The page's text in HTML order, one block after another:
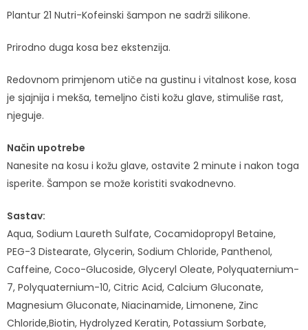
Plantur 21 Nutri-Kofeinski šampon ne sadrži silikone.
Prirodno duga kosa bez ekstenzija.
Redovnom primjenom utiče na gustinu i vitalnost kose, kosa
je sjajnija i mekša, temeljno čisti kožu glave, stimuliše rast,
njeguje.
Način upotrebe
Nanesite na kosu i kožu glave, ostavite 2 minute i nakon toga
isperite. Šampon se može koristiti svakodnevno.
Sastav:
Aqua, Sodium Laureth Sulfate, Cocamidopropyl Betaine,
PEG-3 Distearate, Glycerin, Sodium Chloride, Panthenol,
Caffeine, Coco-Glucoside, Glyceryl Oleate, Polyquaternium-
7, Polyquaternium-10, Citric Acid, Calcium Gluconate,
Magnesium Gluconate, Niacinamide, Limonene, Zinc
Chloride,Biotin, Hydrolyzed Keratin, Potassium Sorbate,